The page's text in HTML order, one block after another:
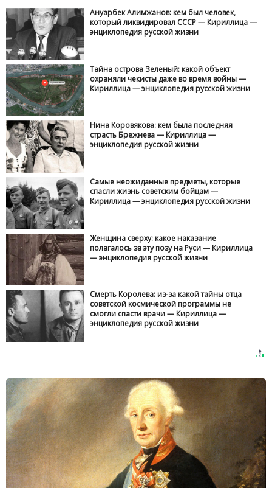
Ануарбек Алимжанов: кем был человек,
который ликвидировал СССР — Кириллица —
энциклопедия русской жизни
Тайна острова Зеленый: какой объект
охраняли чекисты даже во время войны —
Кириллица — энциклопедия русской жизни
Нина Коровякова: кем была последняя
страсть Брежнева — Кириллица —
энциклопедия русской жизни
Самые неожиданные предметы, которые
спасли жизнь советским бойцам —
Кириллица — энциклопедия русской жизни
Женщина сверху: какое наказание
полагалось за эту позу на Руси — Кириллица
— энциклопедия русской жизни
Смерть Королева: из-за какой тайны отца
советской космической программы не
смогли спасти врачи — Кириллица —
энциклопедия русской жизни